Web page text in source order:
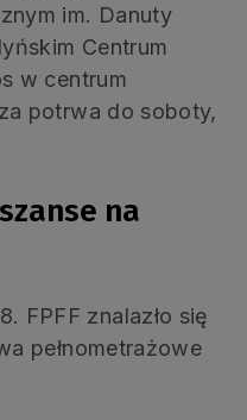
im. Danuty
Centrum
w centrum
potrwa do soboty,
na
FPFF znalazło się
pełnometrażowe